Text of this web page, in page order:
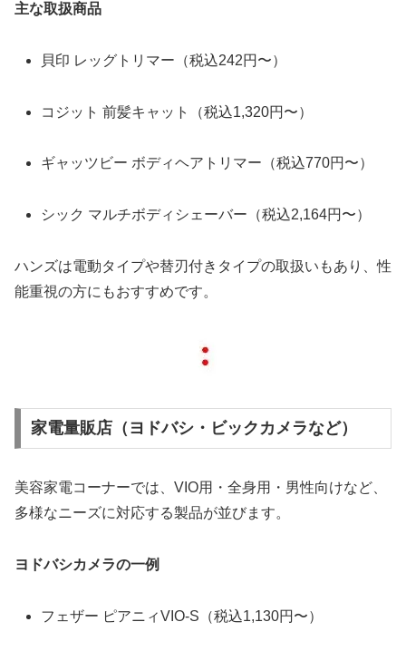
主な取扱商品
貝印 レッグトリマー（税込242円〜）
コジット 前髪キャット（税込1,320円〜）
ギャッツビー ボディヘアトリマー（税込770円〜）
シック マルチボディシェーバー（税込2,164円〜）
ハンズは電動タイプや替刃付きタイプの取扱いもあり、性
能重視の方にもおすすめです。
家電量販店（ヨドバシ・ビックカメラなど）
美容家電コーナーでは、VIO用・全身用・男性向けなど、
多様なニーズに対応する製品が並びます。
ヨドバシカメラの一例
フェザー ピアニィVIO-S（税込1,130円〜）